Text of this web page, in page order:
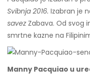
Svibnja 2016. Izabran je
savezZabava. Od svog
smrtne kazne na
Manny Pacquiao u